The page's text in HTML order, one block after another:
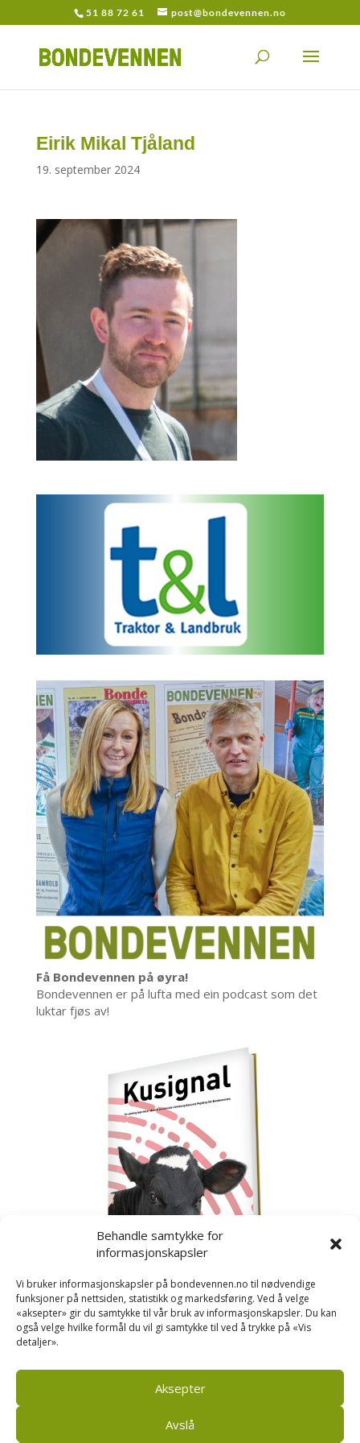
Behandle samtykke for
informasjonskapsler
Vi bruker informasjonskapsler på bondevennen.no til nødvendige
funksjoner på nettsiden, statistikk og markedsføring. Ved å velge
«aksepter» gir du samtykke til vår bruk av informasjonskapsler. Du kan
også velge hvilke formål du vil gi samtykke til ved å trykke på «Vis
detaljer».
Aksepter
Avslå
51 88 72 61 post@bondevennen.no
Eirik Mikal Tjåland
19. september 2024
Få Bondevennen på øyra!
Bondevennen er på lufta med ein podcast som det
luktar fjøs av!
Kusignal